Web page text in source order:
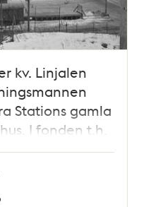
kv. Linjalen
Stations gamla
I fonden t.h.